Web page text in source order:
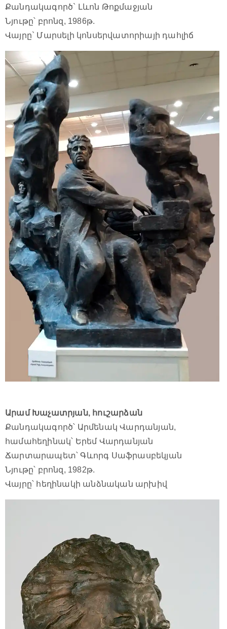
Քանդակագործ` Լևոն Թոքմաջյան
Նյութը՝ բրոնզ, 1986թ.
Վայրը` Մարսելի կոնսերվատորիայի դահլիճ
Արամ Խաչատրյան, հուշարձան
Քանդակագործ՝ Արմենակ Վարդանյան,
համահեղինակ՝ Երեմ Վարդանյան
Ճարտարապետ՝ Գևորգ Սաֆրասբեկյան
Նյութը՝ բրոնզ, 1982թ.
Վայրը՝ հեղինակի անձնական արխիվ